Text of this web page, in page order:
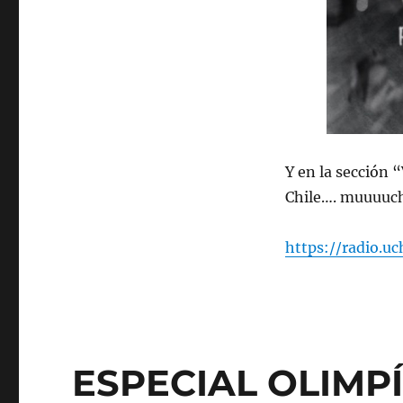
Y en la sección
Chile….
https://
ESPECIAL